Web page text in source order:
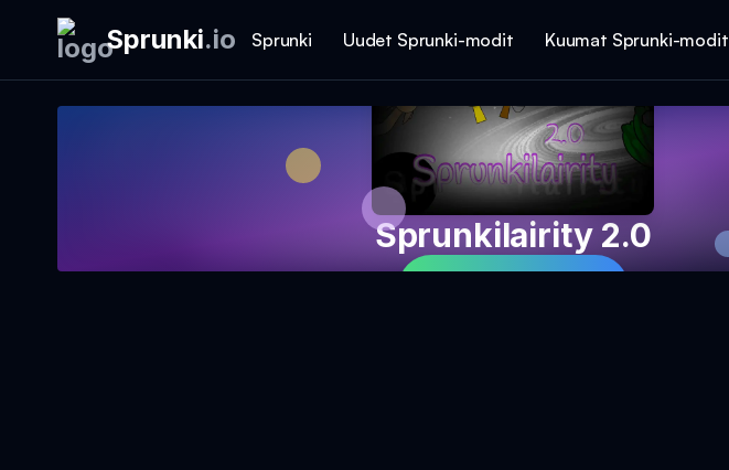
Sprunki.io Sprunki Uudet Sprunki-modit Kuumat Sprunki-modit
Sprunkilairity 2.0